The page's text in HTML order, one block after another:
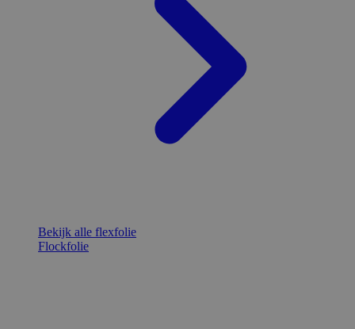
Bekijk alle flexfolie
Flockfolie